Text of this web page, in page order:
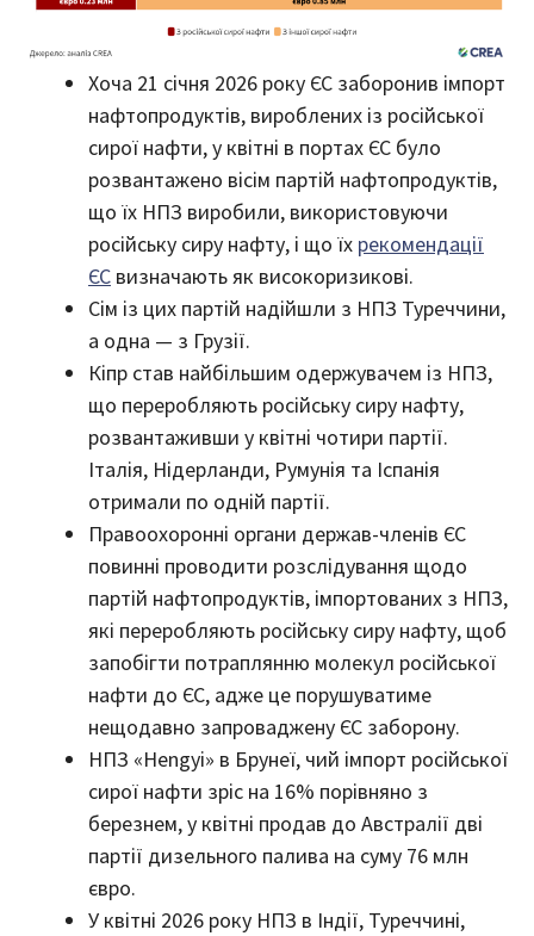
Хоча 21 січня 2026 року ЄС заборонив імпорт
нафтопродуктів, вироблених із російської
сирої нафти, у квітні в портах ЄС було
розвантажено вісім партій нафтопродуктів,
що їх НПЗ виробили, використовуючи
російську сиру нафту, і що їх рекомендації
ЄС визначають як високоризикові.
Сім із цих партій надійшли з НПЗ Туреччини,
а одна — з Грузії.
Кіпр став найбільшим одержувачем із НПЗ,
що переробляють російську сиру нафту,
розвантаживши у квітні чотири партії.
Італія, Нідерланди, Румунія та Іспанія
отримали по одній партії.
Правоохоронні органи держав-членів ЄС
повинні проводити розслідування щодо
партій нафтопродуктів, імпортованих з НПЗ,
які переробляють російську сиру нафту, щоб
запобігти потраплянню молекул російської
нафти до ЄС, адже це порушуватиме
нещодавно запроваджену ЄС заборону.
НПЗ «Hengyi» в Брунеї, чий імпорт російської
сирої нафти зріс на 16% порівняно з
березнем, у квітні продав до Австралії дві
партії дизельного палива на суму 76 млн
євро.
У квітні 2026 року НПЗ в Індії, Туреччині,